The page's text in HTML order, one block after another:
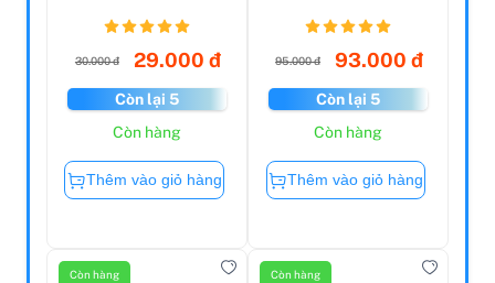
30.000 đ 29.000 đ
Còn lại 5
Còn hàng
Thêm vào giỏ hàng
95.000 đ 93.000 đ
Còn lại 5
Còn hàng
Thêm vào giỏ hàng
Còn hàng Còn hàng